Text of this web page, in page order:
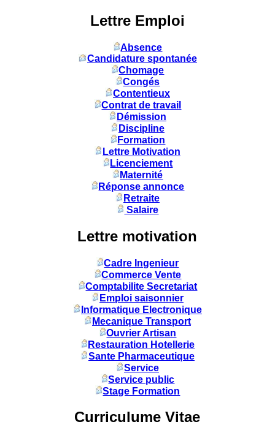
Lettre Emploi
Absence
Candidature spontanée
Chomage
Congés
Contentieux
Contrat de travail
Démission
Discipline
Formation
Lettre Motivation
Licenciement
Maternité
Réponse annonce
Retraite
Salaire
Lettre motivation
Cadre Ingenieur
Commerce Vente
Comptabilite Secretariat
Emploi saisonnier
Informatique Electronique
Mecanique Transport
Ouvrier Artisan
Restauration Hotellerie
Sante Pharmaceutique
Service
Service public
Stage Formation
Curriculume Vitae